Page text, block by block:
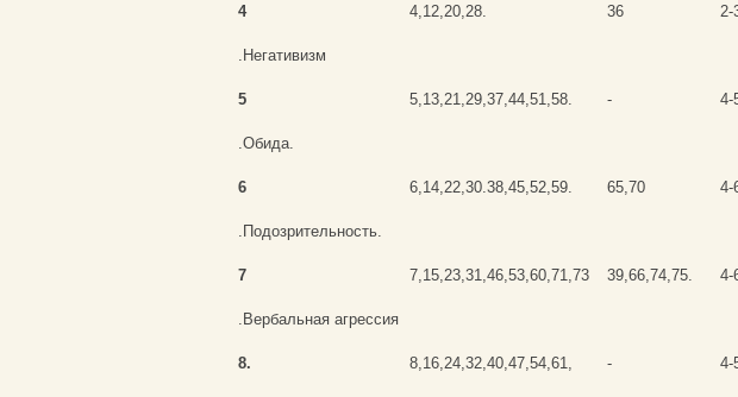
4
.Негативизм
4,12,20,28. 36 2-
5
.Обида.
5,13,21,29,37,44,51,58. - 4-
6
.Подозрительность.
6,14,22,30.38,45,52,59. 65,70 4-
7
.Вербальная агрессия
7,15,23,31,46,53,60,71,73 39,66,74,75. 4-
8. 8,16,24,32,40,47,54,61, - 4-